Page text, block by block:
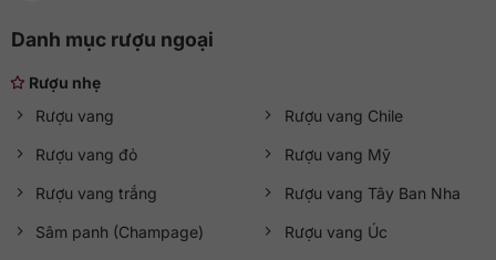
Danh mục rượu ngoại
Rượu nhẹ
Rượu vang
Rượu vang đỏ
Rượu vang trắng
Sâm panh (Champage)
Rượu vang Chile
Rượu vang Mỹ
Rượu vang Tây Ban Nha
Rượu vang Úc